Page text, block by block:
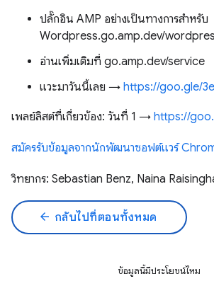
ปลั๊กอิน AMP อย่างเป็นทางการสำหรับ
Wordpress.go.amp.dev/
อ่านเพิ่มเติมที่ go.amp.dev/service
แวะมาวันนี้เลย → https://goo.gle/
เพลย์ลิสต์ที่เกี่ยวข้อง: วันที่ 1 → https://
สมัครรับข้อมูลจากนักพัฒนาซอฟต์แวร์
วิทยากร: Sebastian Benz, Naina
arrow_back กลับไปที่ตอนทั้งหมด
ข้อมูลนี้มีประโยชน์ไหม